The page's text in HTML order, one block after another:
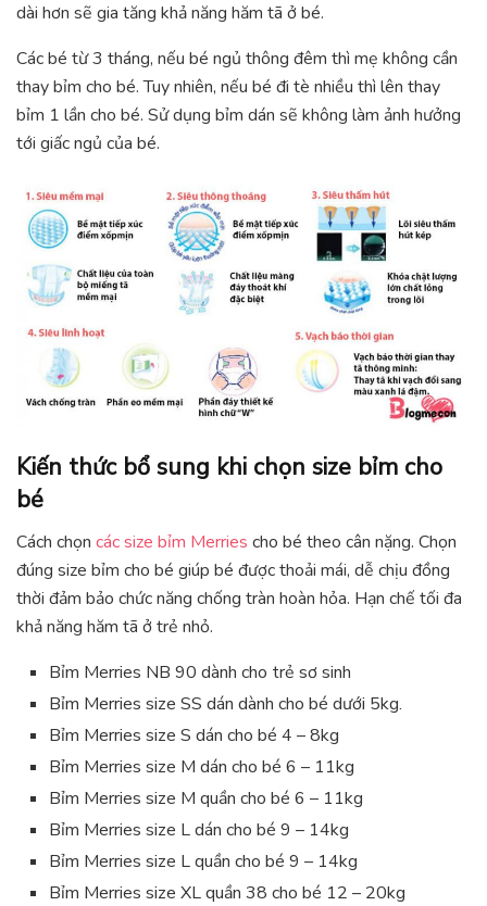
dài hơn sẽ gia tăng khả năng hăm tã ở bé.
Các bé từ 3 tháng, nếu bé ngủ thông đêm thì mẹ không cần
thay bỉm cho bé. Tuy nhiên, nếu bé đi tè nhiều thì lên thay
bỉm 1 lần cho bé. Sử dụng bỉm dán sẽ không làm ảnh hưởng
tới giấc ngủ của bé.
Kiến thức bổ sung khi chọn size bỉm cho
bé
Cách chọn các size bỉm Merries cho bé theo cân nặng. Chọn
đúng size bỉm cho bé giúp bé được thoải mái, dễ chịu đồng
thời đảm bảo chức năng chống tràn hoàn hỏa. Hạn chế tối đa
khả năng hăm tã ở trẻ nhỏ.
Bỉm Merries NB 90 dành cho trẻ sơ sinh
Bỉm Merries size SS dán dành cho bé dưới 5kg.
Bỉm Merries size S dán cho bé 4 – 8kg
Bỉm Merries size M dán cho bé 6 – 11kg
Bỉm Merries size M quần cho bé 6 – 11kg
Bỉm Merries size L dán cho bé 9 – 14kg
Bỉm Merries size L quần cho bé 9 – 14kg
Bỉm Merries size XL quần 38 cho bé 12 – 20kg